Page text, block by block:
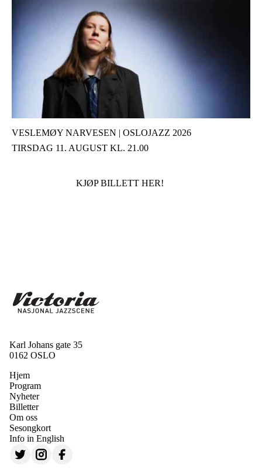
VESLEMØY NARVESEN | OSLOJAZZ 2026
TIRSDAG 11. AUGUST KL. 21.00
KJØP BILLETT HER!
Karl Johans gate 35
0162 OSLO
Hjem
Program
Nyheter
Billetter
Om oss
Sesongkort
Info in English